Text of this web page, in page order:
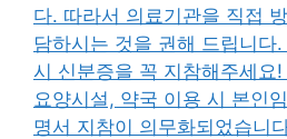
다. 따라서 의료기관을 직접
담하시는 것을 권해 드립니
시 신분증을 꼭 지참해주세요
요양시설, 약국 이용 시 본인
명서 지참이 의무화되었습니